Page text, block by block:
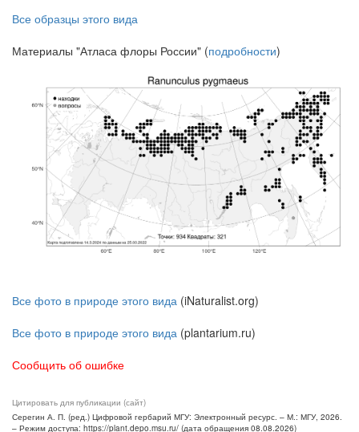
Все образцы этого вида
Материалы "Атласа флоры России" (подробности)
Все фото в природе этого вида (iNaturalist.org)
Все фото в природе этого вида (plantarium.ru)
Сообщить об ошибке
Цитировать для публикации (сайт)
Серегин А. П. (ред.) Цифровой гербарий МГУ: Электронный ресурс. – М.: МГУ, 2026.
– Режим доступа: https://plant.depo.msu.ru/ (дата обращения 08.08.2026)